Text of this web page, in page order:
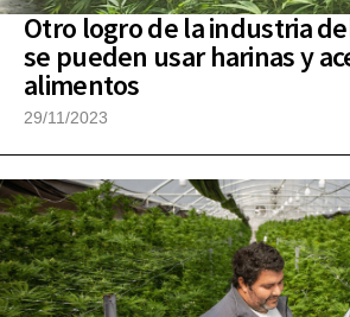
Otro logro de la industria
se pueden usar harinas y
alimentos
29/11/2023